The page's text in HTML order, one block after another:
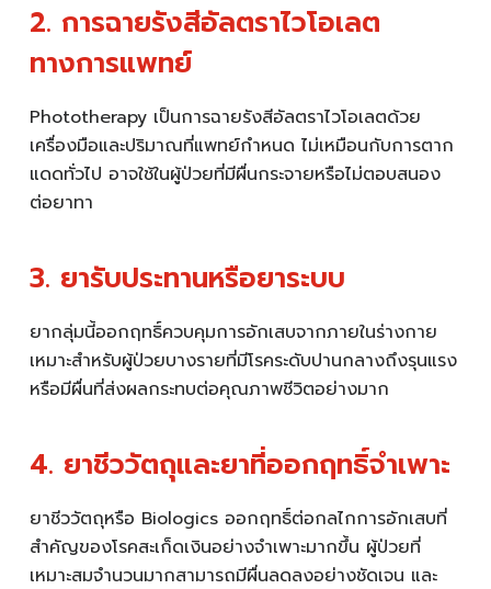
2. การฉายรังสีอัลตราไวโอเลต
ทางการแพทย์
Phototherapy เป็นการฉายรังสีอัลตราไวโอเลตด้วย
เครื่องมือและปริมาณที่แพทย์กำหนด ไม่เหมือนกับการตาก
แดดทั่วไป อาจใช้ในผู้ป่วยที่มีผื่นกระจายหรือไม่ตอบสนอง
ต่อยาทา
3. ยารับประทานหรือยาระบบ
ยากลุ่มนี้ออกฤทธิ์ควบคุมการอักเสบจากภายในร่างกาย
เหมาะสำหรับผู้ป่วยบางรายที่มีโรคระดับปานกลางถึงรุนแรง
หรือมีผื่นที่ส่งผลกระทบต่อคุณภาพชีวิตอย่างมาก
4. ยาชีววัตถุและยาที่ออกฤทธิ์จำเพาะ
ยาชีววัตถุหรือ Biologics ออกฤทธิ์ต่อกลไกการอักเสบที่
สำคัญของโรคสะเก็ดเงินอย่างจำเพาะมากขึ้น ผู้ป่วยที่
เหมาะสมจำนวนมากสามารถมีผื่นลดลงอย่างชัดเจน และ